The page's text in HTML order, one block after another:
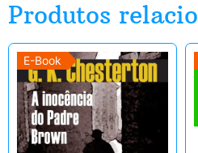
Produtos
E-Book